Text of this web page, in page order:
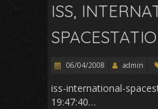
ISS,
06/04/2008 admin
iss-international-
19:47:40…